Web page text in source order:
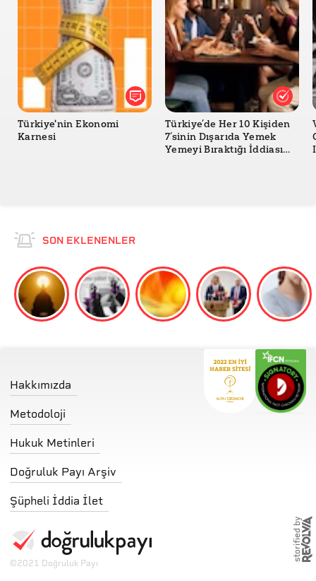
Türkiye'nin Ekonomi
Karnesi
Türkiye’de Her 10 Kişiden
7’sinin Dışarıda Yemek
Yemeyi Bıraktığı İddiası
SON EKLENENLER
Hakkımızda
Metodoloji
Hukuk Metinleri
Doğruluk Payı Arşiv
Şüpheli İddia İlet
©2021 Doğruluk Payı
storified by